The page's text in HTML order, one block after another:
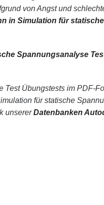
von Angst und
in Simulation für
Spannungsanalyse
Übungstests im PDF-
für statische
unsererDatenbanken